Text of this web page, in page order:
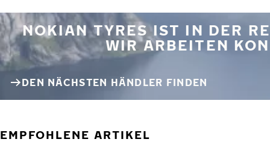
NOKIAN TYRES IST IN DER
WIR ARBEITEN
DEN NÄCHSTEN HÄNDLER FINDEN
EMPFOHLENE ARTIKEL